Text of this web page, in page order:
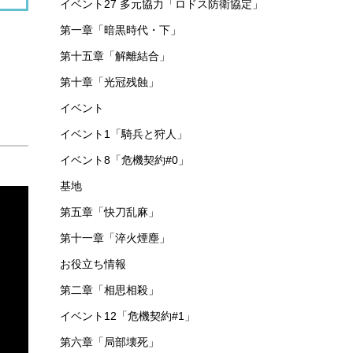
イベント27 多元協力「ロドス防衛協定」
第一章「暗黒時代・下」
第十五章「解離結合」
第十章「光冠残蝕」
イベント
イベント1「騎兵と狩人」
イベント8「危機契約#0」
基地
第五章「快刀乱麻」
第十一章「淬火煙塵」
お役立ち情報
第二章「相思相殺」
イベント12「危機契約#1」
第六章「局部壊死」